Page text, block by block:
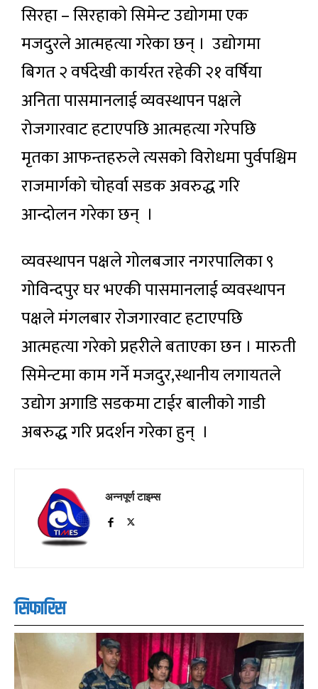
सिरहा – सिरहाको सिमेन्ट उद्योगमा एक
मजदुरले आत्महत्या गरेका छन् । उद्योगमा
बिगत २ वर्षदेखी कार्यरत रहेकी २१ वर्षिया
अनिता पासमानलाई व्यवस्थापन पक्षले
रोजगारवाट हटाएपछि आत्महत्या गरेपछि
मृतका आफन्तहरुले त्यसको विरोधमा पुर्वपश्चिम
राजमार्गको चोहर्वा सडक अवरुद्ध गरि
आन्दोलन गरेका छन् ।
व्यवस्थापन पक्षले गोलबजार नगरपालिका ९
गोविन्दपुर घर भएकी पासमानलाई व्यवस्थापन
पक्षले मंगलबार रोजगारवाट हटाएपछि
आत्महत्या गरेको प्रहरीले बताएका छन । मारुती
सिमेन्टमा काम गर्ने मजदुर,स्थानीय लगायतले
उद्योग अगाडि सडकमा टाईर बालीको गाडी
अबरुद्ध गरि प्रदर्शन गरेका हुन् ।
अन्नपूर्ण टाइम्स
सिफारिस